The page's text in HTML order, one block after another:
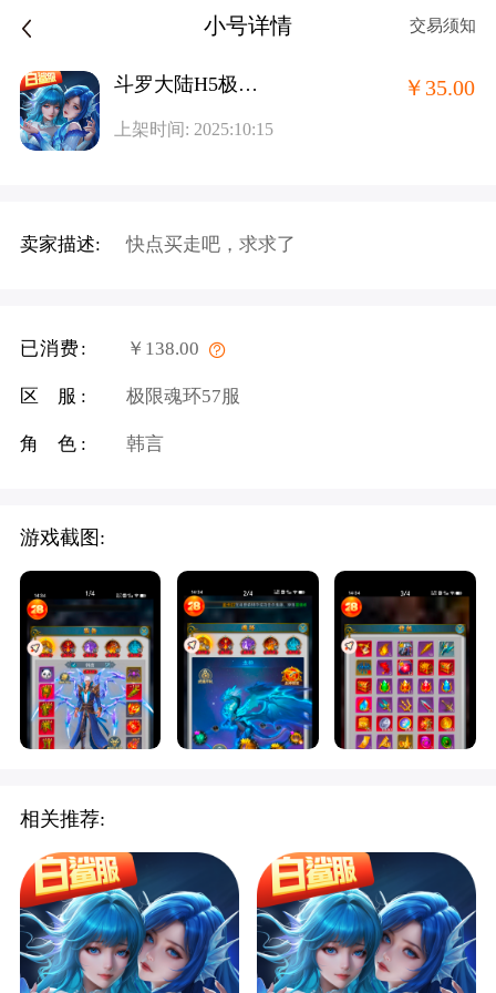
小号详情 交易须知
斗罗大陆H5极速版旧版-魂环服
上架时间: 2025:10:15
￥35.00
卖家描述: 快点买走吧，求求了
已消费: ￥138.00
区 服: 极限魂环57服
角 色: 韩言
游戏截图:
相关推荐: